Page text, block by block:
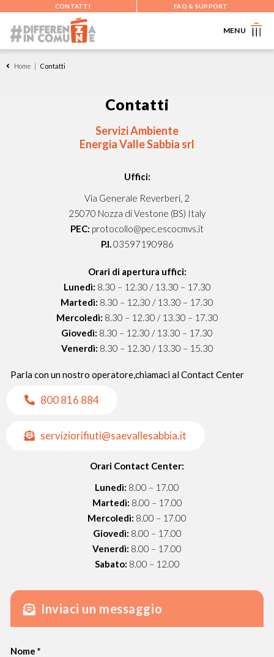
CONTATTI FAQ & SUPPORT
MENU
Home | Contatti
Contatti
Servizi Ambiente
Energia Valle Sabbia srl
Uffici:
Via Generale Reverberi, 2
25070 Nozza di Vestone (BS) Italy
PEC: protocollo@pec.escocmvs.it
P.I.03597190986
Orari di apertura uffici:
Lunedì: 8.30 – 12.30 / 13.30 – 17.30
Martedì: 8.30 – 12.30 / 13.30 – 17.30
Mercoledì: 8.30 – 12.30 / 13.30 – 17.30
Giovedì: 8.30 – 12.30 / 13.30 – 17.30
Venerdì: 8.30 – 12.30 / 13.30 – 15.30
Parla con un nostro operatore,chiamaci al Contact Center
800 816 884
serviziorifiuti@saevallesabbia.it​
Orari Contact Center:
Lunedì: 8.00 – 17.00
Martedì: 8.00 – 17.00
Mercoledì: 8.00 – 17.00
Giovedì: 8.00 – 17.00
Venerdì: 8.00 – 17.00
Sabato: 8.00 – 12.00
Inviaci un messaggio
Contact
Nome *